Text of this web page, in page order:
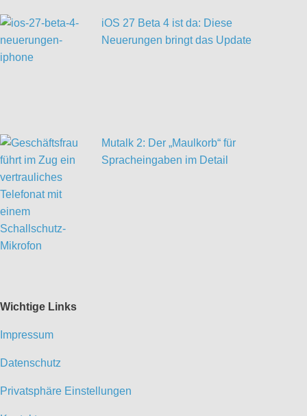
iOS 27 Beta 4 ist da: Diese
Neuerungen bringt das Update
Mutalk 2: Der „Maulkorb“ für
Spracheingaben im Detail
Wichtige Links
Impressum
Datenschutz
Privatsphäre Einstellungen